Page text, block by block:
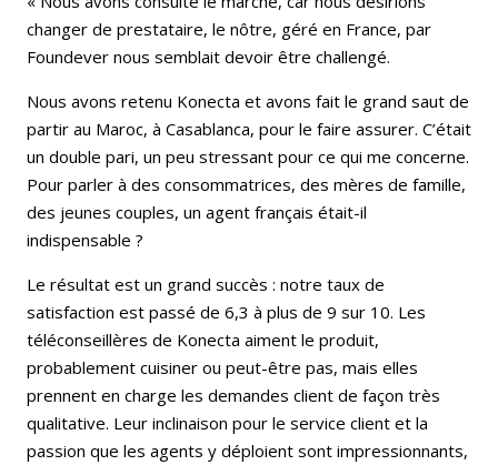
changer de prestataire, le nôtre, géré en France, par
Foundever nous semblait devoir être challengé.
Nous avons retenu Konecta et avons fait le grand saut de
partir au Maroc, à Casablanca, pour le faire assurer. C’était
un double pari, un peu stressant pour ce qui me concerne.
Pour parler à des consommatrices, des mères de famille,
des jeunes couples, un agent français était-il
indispensable ?
Le résultat est un grand succès : notre taux de
satisfaction est passé de 6,3 à plus de 9 sur 10. Les
téléconseillères de Konecta aiment le produit,
probablement cuisiner ou peut-être pas, mais elles
prennent en charge les demandes client de façon très
qualitative. Leur inclinaison pour le service client et la
passion que les agents y déploient sont impressionnants,